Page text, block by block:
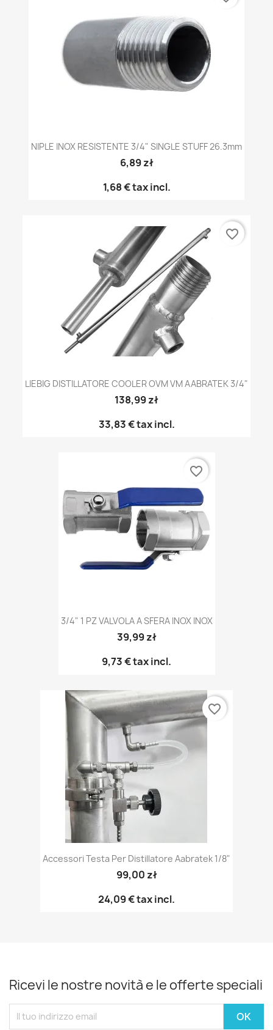
NIPLE INOX RESISTENTE 3/4" SINGLE STUFF 26.3mm
6,89 zł
1,68 €tax incl.
LIEBIG DISTILLATORE COOLER OVM VM AABRATEK 3/4"
138,99 zł
33,83 €tax incl.
favorite_border
3/4" 1 PZ VALVOLA A SFERA INOX INOX
39,99 zł
9,73 €tax incl.
favorite_border
Accessori Testa Per Distillatore Aabratek 1/8"
99,00 zł
24,09 €tax incl.
favorite_border
Ricevi le nostre novità e le offerte speciali